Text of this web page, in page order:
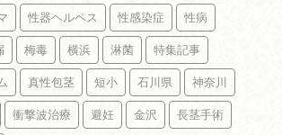
性器ヘルペス 性感染症 性病
梅毒 横浜 淋菌 特集記事
真性包茎 短小 石川県 神奈川
衝撃波治療 避妊 金沢 長茎手術